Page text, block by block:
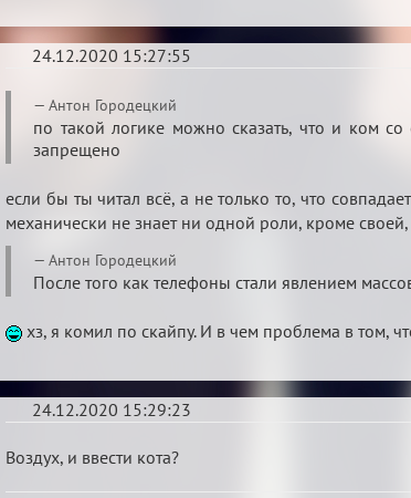
24.12.2020 15:27:55
Re:
Ценная
игровая
информация
Антон Городецкий
по такой логике можно сказать, что и ком
запрещено
если бы ты читал всё, а не только то, что
механически не знает ни одной роли, кроме
Антон Городецкий
После того как телефоны стали явлением
хз, я комил по скайпу. И в чем проблема в том,
24.12.2020 15:29:23
Re:
Ценная
Воздух, и ввести кота?